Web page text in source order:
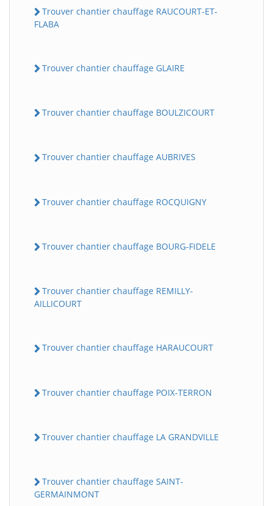
Trouver chantier chauffage RAUCOURT-ET-
FLABA
Trouver chantier chauffage GLAIRE
Trouver chantier chauffage BOULZICOURT
Trouver chantier chauffage AUBRIVES
Trouver chantier chauffage ROCQUIGNY
Trouver chantier chauffage BOURG-FIDELE
Trouver chantier chauffage REMILLY-
AILLICOURT
Trouver chantier chauffage HARAUCOURT
Trouver chantier chauffage POIX-TERRON
Trouver chantier chauffage LA GRANDVILLE
Trouver chantier chauffage SAINT-
GERMAINMONT